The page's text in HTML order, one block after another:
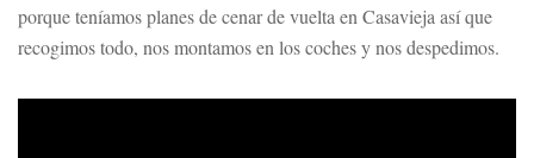
porque teníamos planes de cenar de vuelta en Casavieja así que
recogimos todo, nos montamos en los coches y nos despedimos.